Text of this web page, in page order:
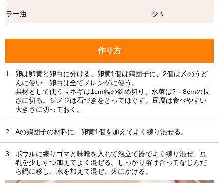
ラー油 少々
作り方
1.
卵は卵黄と卵白に分ける。卵黄1個は鶏団子に、2個は〆のうど
んに使い、卵白は全てメレンゲに使う。
具材として使う長ネギは1cm幅の斜め切り、水菜は7～8cmの長
さに切る。シメジは石づきをとってほぐす。豆腐は食べやすい
大きさに切っておく。
2. Aの鶏団子の材料に、卵黄1個を加えてよく練り混ぜる。
3. ボウルに練りゴマと味噌を入れて泡立て器でよく練り混ぜ、豆
乳を少しずつ加えてよく混ぜる。しっかり溶け合ってなじんだ
ら鍋に移し、水を加えて混ぜ、火にかける。